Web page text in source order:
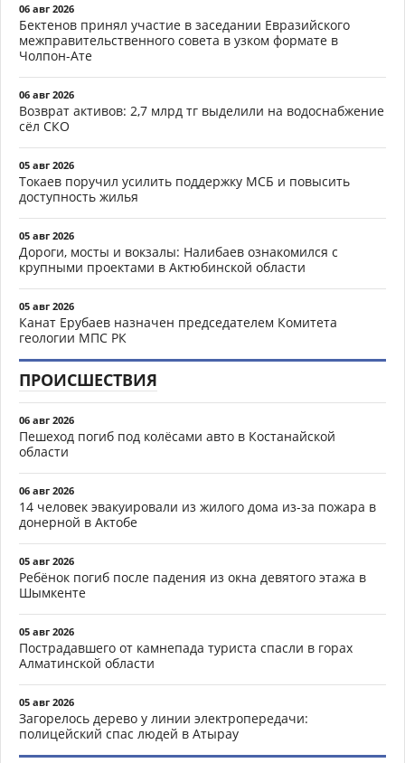
06 авг 2026
Бектенов принял участие в заседании Евразийского
межправительственного совета в узком формате в
Чолпон-Ате
06 авг 2026
Возврат активов: 2,7 млрд тг выделили на водоснабжение
сёл СКО
05 авг 2026
Токаев поручил усилить поддержку МСБ и повысить
доступность жилья
05 авг 2026
Дороги, мосты и вокзалы: Налибаев ознакомился с
крупными проектами в Актюбинской области
05 авг 2026
Канат Ерубаев назначен председателем Комитета
геологии МПС РК
ПРОИСШЕСТВИЯ
06 авг 2026
Пешеход погиб под колёсами авто в Костанайской
области
06 авг 2026
14 человек эвакуировали из жилого дома из-за пожара в
донерной в Актобе
05 авг 2026
Ребёнок погиб после падения из окна девятого этажа в
Шымкенте
05 авг 2026
Пострадавшего от камнепада туриста спасли в горах
Алматинской области
05 авг 2026
Загорелось дерево у линии электропередачи:
полицейский спас людей в Атырау